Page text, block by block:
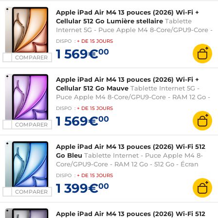
COMPARER
Apple iPad Air M4 13 pouces (2026) Wi-Fi +
Cellular 512 Go Lumière stellaire Tablette
Internet 5G - Puce Apple M4 8-Core/GPU9-Core -
RAM 12 Go - 512 Go - Écran Liquid Retina 13" LED
tactile - Wi-Fi 7/Bluetooth 6 - Webcam - Touch
ID - USB-C - iPadOS 26
DISPO : + DE 15 JOURS
1 569€00
COMPARER
Apple iPad Air M4 13 pouces (2026) Wi-Fi +
Cellular 512 Go Mauve Tablette Internet 5G -
Puce Apple M4 8-Core/GPU9-Core - RAM 12 Go -
512 Go - Écran Liquid Retina 13" LED tactile - Wi-
Fi 7/Bluetooth 6 - Webcam - Touch ID - USB-C -
iPadOS 26
DISPO : + DE 15 JOURS
1 569€00
COMPARER
Apple iPad Air M4 13 pouces (2026) Wi-Fi 512
Go Bleu Tablette Internet - Puce Apple M4 8-
Core/GPU9-Core - RAM 12 Go - 512 Go - Écran
Liquid Retina 13" LED tactile - Wi-Fi 7/Bluetooth
6 - Webcam - Touch ID - USB-C - iPadOS 26
DISPO : + DE 15 JOURS
1 399€00
Apple iPad Air M4 13 pouces (2026) Wi-Fi 512